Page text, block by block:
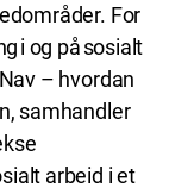
For
i og på sosialt
– hvordan
samhandler
arbeid i et